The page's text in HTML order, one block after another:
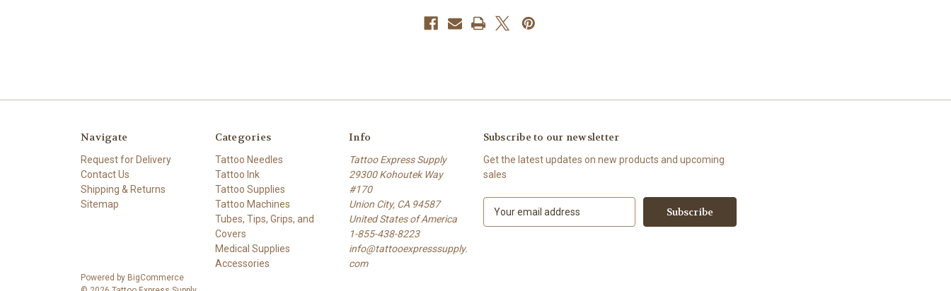
Navigate
Request for Delivery
Contact Us
Shipping & Returns
Sitemap
Categories
Tattoo Needles
Tattoo Ink
Tattoo Supplies
Tattoo Machines
Tubes, Tips, Grips, and
Covers
Medical Supplies
Accessories
Info
Tattoo Express Supply
29300 Kohoutek Way
#170
Union City, CA 94587
United States of America
1-855-438-8223
info@tattooexpresssupply.
com
Subscribe to our newsletter
Get the latest updates on new products and upcoming
sales
Powered by BigCommerce